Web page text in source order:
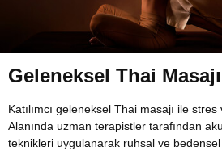
Geleneksel Thai Masajı
Katılımcı geleneksel Thai masajı ile
Alanında uzman terapistler tarafından
teknikleri uygulanarak ruhsal ve bedensel